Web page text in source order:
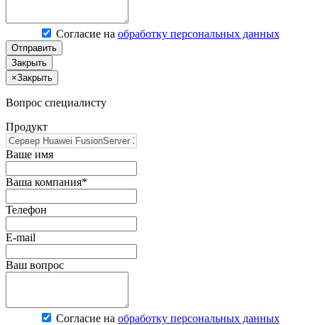
Согласие на обработку персональных данных
Отправить
Закрыть
×Закрыть
Вопрос специалисту
Продукт
Ваше имя
Ваша компания*
Телефон
E-mail
Ваш вопрос
Согласие на обработку персональных данных